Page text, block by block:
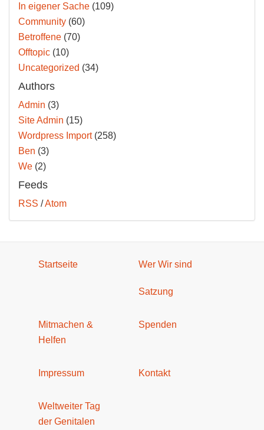
In eigener Sache (109)
Community (60)
Betroffene (70)
Offtopic (10)
Uncategorized (34)
Authors
Admin (3)
Site Admin (15)
Wordpress Import(258)
Ben (3)
We (2)
Feeds
RSS /Atom
Startseite Wer Wir sind
Satzung
Mitmachen &
Helfen
Spenden
Impressum Kontakt
Weltweiter Tag
der Genitalen